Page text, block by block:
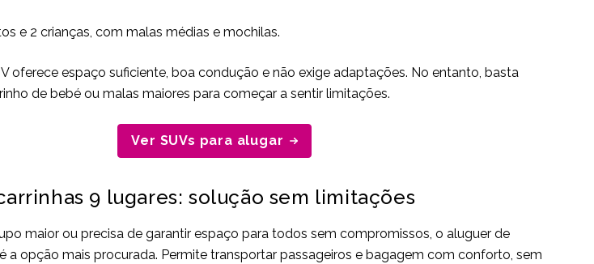
e 2 crianças, com malas médias e mochilas.
oferece espaço suficiente, boa condução e não exige adaptações. No entanto, basta
de bebé ou malas maiores para começar a sentir limitações.
Ver SUVs para alugar
9 lugares: solução sem limitações
maior ou precisa de garantir espaço para todos sem compromissos, o aluguer de
a opção mais procurada. Permite transportar passageiros e bagagem com conforto, sem